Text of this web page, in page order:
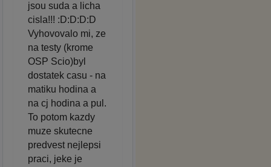
jsou suda a licha
cisla!!! :D:D:D:D
Vyhovovalo mi, ze
na testy (krome
OSP Scio)byl
dostatek casu - na
matiku hodina a
na cj hodina a pul.
To potom kazdy
muze skutecne
predvest nejlepsi
praci, jeke je